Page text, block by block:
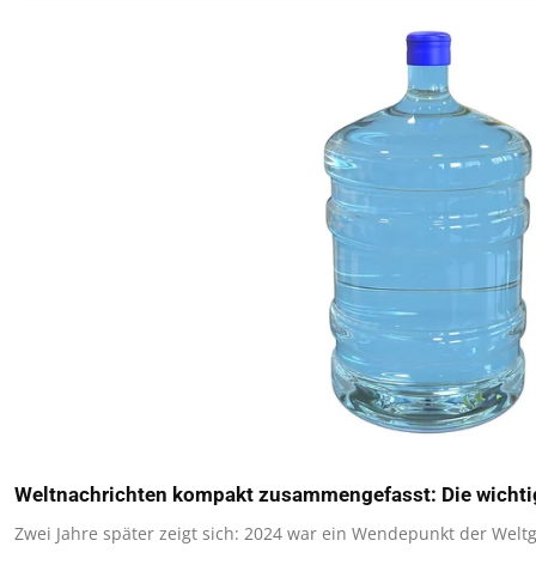
Weltnachrichten kompakt zusammengefasst: Die
Zwei Jahre später zeigt sich: 2024 war ein Wendepunkt der